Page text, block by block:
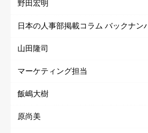
野田宏明
日本の人事部掲載コラム バックナン
山田隆司
マーケティング担当
飯嶋大樹
原尚美